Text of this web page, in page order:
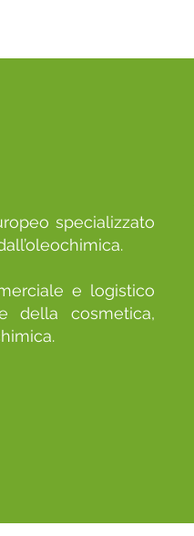
specializzato
e logistico
della cosmetica,